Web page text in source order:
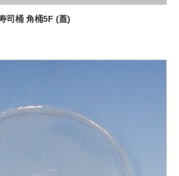
司桶 角桶5F (蓋)